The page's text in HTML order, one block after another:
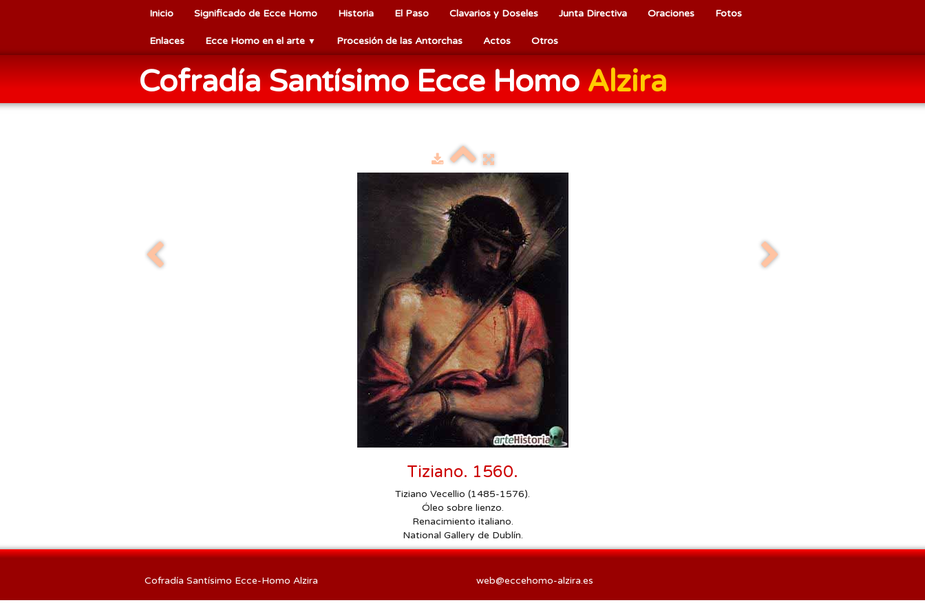
Inicio Significado de Ecce Homo Historia El Paso Clavarios y Doseles Junta Directiva Oraciones Fotos
Enlaces Ecce Homo en el arte ▼ Procesión de las Antorchas Actos Otros
Cofradía Santísimo Ecce HomoAlzira
Tiziano. 1560.
Tiziano Vecellio (1485-1576).
Óleo sobre lienzo.
Renacimiento italiano.
National Gallery de Dublín.
Cofradía Santísimo Ecce-Homo Alzira web@eccehomo-alzira.es